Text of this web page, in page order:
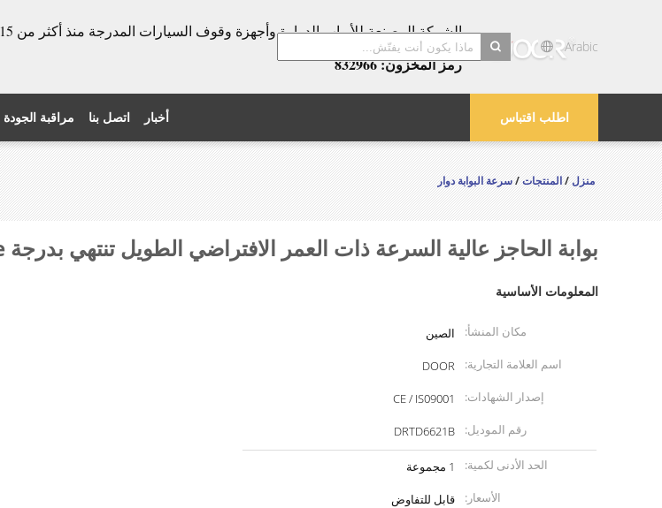
الشركة المصنعة للأبواب الدوارة وأجهزة وقوف السيارات المدرجة منذ أكثر من 15
عامًا!
رمز المخزون: 832966
Arabic
اطلب اقتباس مراقبة الجودة اتصل بنا أخبار
منزل/المنتجات/سرعة البوابة دوار
بوابة الحاجز عالية السرعة ذات العمر الافتراضي الطويل تنتهي بدرجة BA / Snowflake
المعلومات الأساسية
مكان المنشأ:
الصين
اسم العلامة التجارية:
DOOR
إصدار الشهادات:
CE / IS09001
رقم الموديل:
DRTD6621B
الحد الأدنى لكمية:
1 مجموعة
الأسعار:
قابل للتفاوض